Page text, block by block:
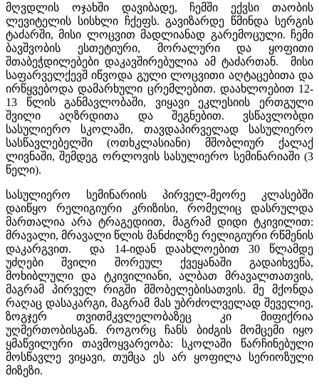
მღვდლის ოჯახში დავიბადე, ჩემში ექვსი თაობის
ლევიტელის სისხლი ჩქეფს. გავიზარდე წმინდა სერგის
ტაძარში, მისი ლოცვით მადლიანად გარემოცული. ჩემი
ბავშვობის ესთეტიური, მორალური და ყოფითი
შთაბეჭდილებები დაკავშირებულია ამ ტაძართან. მისი
საფარველქევშ იწვოდა გული ლოცვითი აღტაცებითა და
ირწყვებოდა დამარხული ცრემლებით. დაახლოებით 12-
13 წლის განმავლობაში, ვიყავი ეკლესიის ერთგული
შვილი აღზრდითა და შეგნებით. ვსწავლობდი
სასულიერო სკოლაში, თავდაპირველად სასულიერო
სასწავლებელში (ოთხკლასიანი) მშობლიურ ქალაქ
ლივნაში, შემდეგ ორლოვის სასულიერო სემინარიაში (3
წელი).
სასულიერო სემინარიის პირველ-მეორე კლასებში
დაიწყო რელიგიური კრიზისი, რომელიც დასრულდა
მართალია არა ტრაგედიით, მაგრამ დიდი ტკივილით:
მრავალი, მრავალი წლის მანძილზე რელიგიური რწმენის
დაკარგვით. და 14-იდან დაახლოებით 30 წლამდე
უძღები შვილი შორეულ ქვეყანაში გადაიხვეწა,
მოხიბლული და ტკივილიანი, ალბათ მრავალთათვის,
მაგრამ პირველ რიგში მშობელებისათვის. მე მქონდა
რაღაც დასაკარგი, მაგრამ მას უბრძოლველად შეველიე,
ზოგჯერ თვითმკვლელობაზეც კი მიფიქრია
უღმერთობისგან. როგორც ჩანს ბიძგის მომცემი იყო
ყმაწვილური თავმოყვარეობა: სკოლაში წარჩინებული
მოსწავლე ვიყავი, თუმცა ეს არ ყოფილა სერიოზული
მიზეზი.